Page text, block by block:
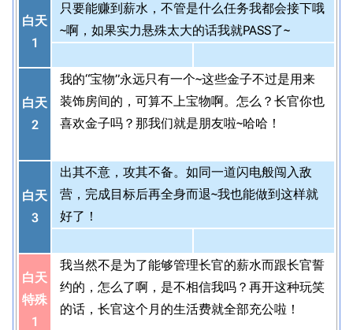
白天
1
只要能赚到薪水，不管是什么任务我都会接下哦
~啊，如果实力悬殊太大的话我就PASS了~
白天
2
我的“宝物”永远只有一个~这些金子不过是用来
装饰房间的，可算不上宝物啊。怎么？长官你也
喜欢金子吗？那我们就是朋友啦~哈哈！
白天
3
出其不意，攻其不备。如同一道闪电般闯入敌
营，完成目标后再全身而退~我也能做到这样就
好了！
白天
特殊
1
我当然不是为了能够管理长官的薪水而跟长官誓
约的，怎么了啊，是不相信我吗？再开这种玩笑
的话，长官这个月的生活费就全部充公啦！